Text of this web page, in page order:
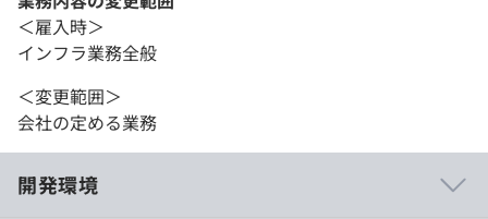
＜雇入時＞
インフラ業務全般
＜変更範囲＞
会社の定める業務
開発環境